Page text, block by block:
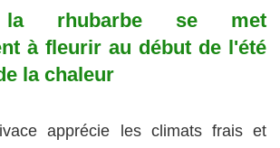
la rhubarbe se met
à fleurir au début de l'été
la chaleur
apprécie les climats frais et